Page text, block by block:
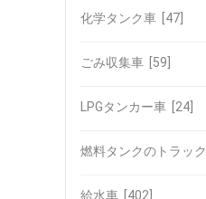
化学タンク車 [47]
ごみ収集車 [59]
LPGタンカー車 [24]
燃料タンクのトラック
給水車 [402]